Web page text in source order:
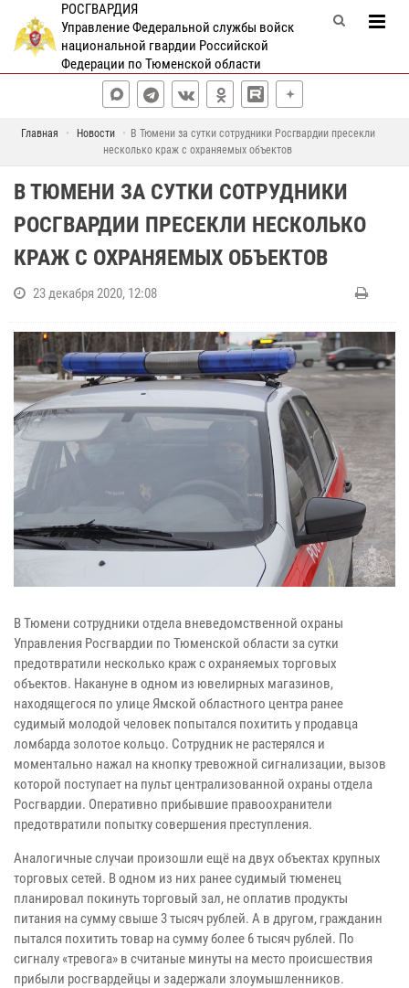
РОСГВАРДИЯ
Управление Федеральной службы войск
национальной гвардии Российской
Федерации по Тюменской области
Главная Новости
В Тюмени за сутки сотрудники Росгвардии пресекли
несколько краж с охраняемых объектов
В ТЮМЕНИ ЗА СУТКИ СОТРУДНИКИ
РОСГВАРДИИ ПРЕСЕКЛИ НЕСКОЛЬКО
КРАЖ С ОХРАНЯЕМЫХ ОБЪЕКТОВ
23 декабря 2020, 12:08
В Тюмени сотрудники отдела вневедомственной охраны
Управления Росгвардии по Тюменской области за сутки
предотвратили несколько краж с охраняемых торговых
объектов. Накануне в одном из ювелирных магазинов,
находящегося по улице Ямской областного центра ранее
судимый молодой человек попытался похитить у продавца
ломбарда золотое кольцо. Сотрудник не растерялся и
моментально нажал на кнопку тревожной сигнализации, вызов
которой поступает на пульт централизованной охраны отдела
Росгвардии. Оперативно прибывшие правоохранители
предотвратили попытку совершения преступления.
Аналогичные случаи произошли ещё на двух объектах крупных
торговых сетей. В одном из них ранее судимый тюменец
планировал покинуть торговый зал, не оплатив продукты
питания на сумму свыше 3 тысяч рублей. А в другом, гражданин
пытался похитить товар на сумму более 6 тысяч рублей. По
сигналу «тревога» в считаные минуты на место происшествия
прибыли росгвардейцы и задержали злоумышленников.